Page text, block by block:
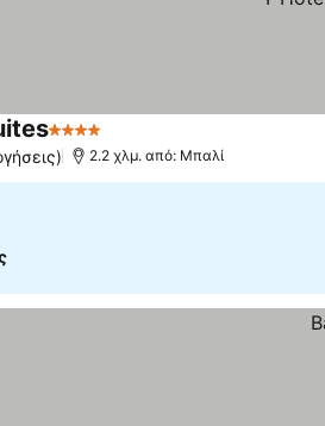
4 Αστέρια
2.2 χλμ. από: Μπαλί